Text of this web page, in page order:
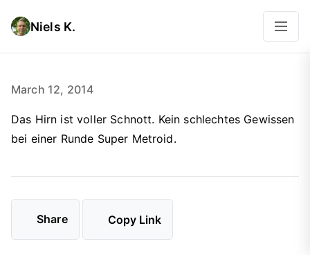
Niels K.
March 12, 2014
Das Hirn ist voller Schnott. Kein schlechtes Gewissen
bei einer Runde Super Metroid.
Share Copy Link